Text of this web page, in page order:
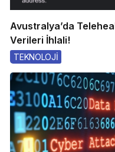
Avustralya’da
Verileri İhlali!
TEKNOLOJİ